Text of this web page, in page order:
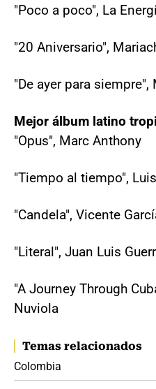
"Poco a poco", La
"20 Aniversario",
"De ayer para
Mejor álbum latino
"Opus", Marc Anthony
"Tiempo al tiempo",
"Candela", Vicente
"Literal", Juan Luis
"A Journey Through
Nuviola
Temas relacionados
Colombia